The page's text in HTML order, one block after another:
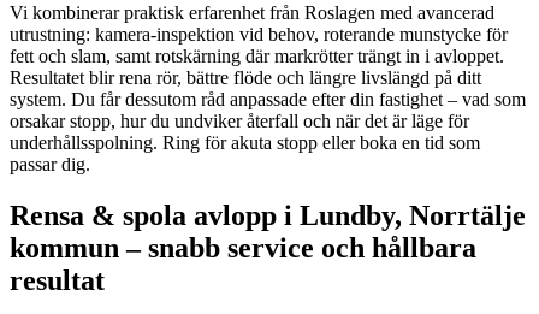
Vi kombinerar praktisk erfarenhet från Roslagen med avancerad
utrustning: kamera-inspektion vid behov, roterande munstycke för
fett och slam, samt rotskärning där markrötter trängt in i avloppet.
Resultatet blir rena rör, bättre flöde och längre livslängd på ditt
system. Du får dessutom råd anpassade efter din fastighet – vad som
orsakar stopp, hur du undviker återfall och när det är läge för
underhållsspolning. Ring för akuta stopp eller boka en tid som
passar dig.
Rensa & spola avlopp i Lundby, Norrtälje
kommun – snabb service och hållbara
resultat